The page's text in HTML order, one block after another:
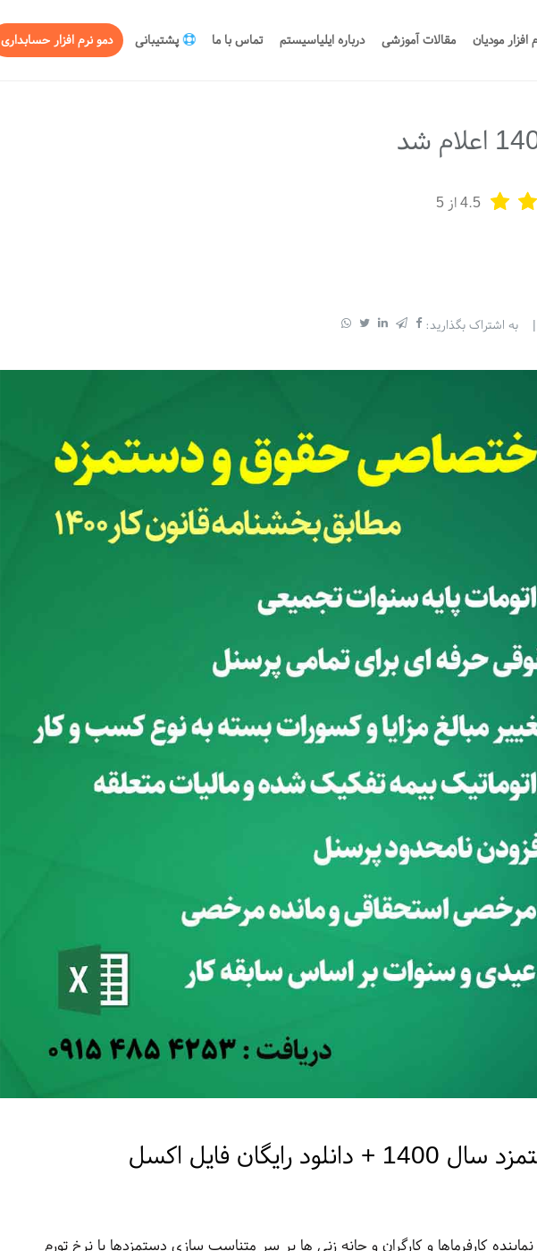
افزار مودیان مقالات آموزشی درباره ایلیاسیستم تماس با ما پشتیبانی دمو نرم افزار حسابداری
4.5از 5
| به اشتراک بگذارید:
فایل اکسل
کارفرماها و کارگران و چانه زنی ها بر سر متناسب سازی دستمزدها با نرخ تورم